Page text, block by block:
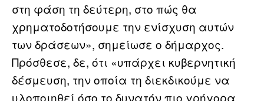
στη φάση τη δεύτερη, στο πώς θα
χρηματοδοτήσουμε την ενίσχυση αυτών
των δράσεων», σημείωσε ο δήμαρχος.
Πρόσθεσε, δε, ότι «υπάρχει κυβερνητική
δέσμευση, την οποία τη διεκδικούμε να
υλοποιηθεί όσο το δυνατόν πιο γρήγορα